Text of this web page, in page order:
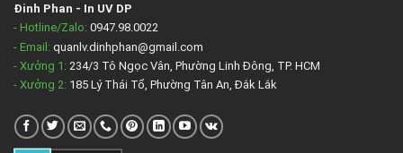
Đinh Phan - In UV DP
- Hotline/Zalo: 0947.98.0022
- Email: quanlv.dinhphan@gmail.com
- Xưởng 1: 234/3 Tô Ngọc Vân, Phường Linh Đông, TP. HCM
- Xưởng 2: 185 Lý Thái Tổ, Phường Tân An, Đắk Lắk